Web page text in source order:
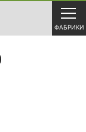
ФАБРИКИ